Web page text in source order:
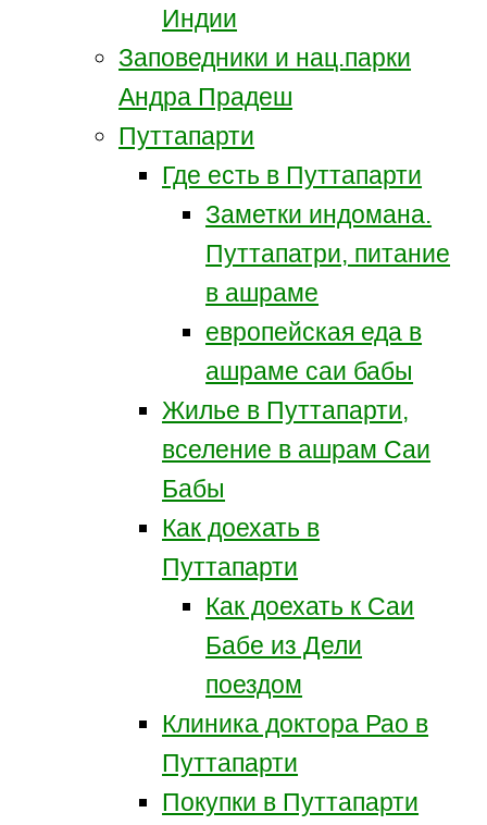
Индии
Заповедники и нац.парки
Андра Прадеш
Путтапарти
Где есть в Путтапарти
Заметки индомана.
Путтапатри, питание
в ашраме
европейская еда в
ашраме саи бабы
Жилье в Путтапарти,
вселение в ашрам Саи
Бабы
Как доехать в
Путтапарти
Как доехать к Саи
Бабе из Дели
поездом
Клиника доктора Рао в
Путтапарти
Покупки в Путтапарти